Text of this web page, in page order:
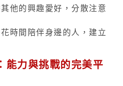
他的興趣愛好，分散注意
時間陪伴身邊的人，建立
能力與挑戰的完美平